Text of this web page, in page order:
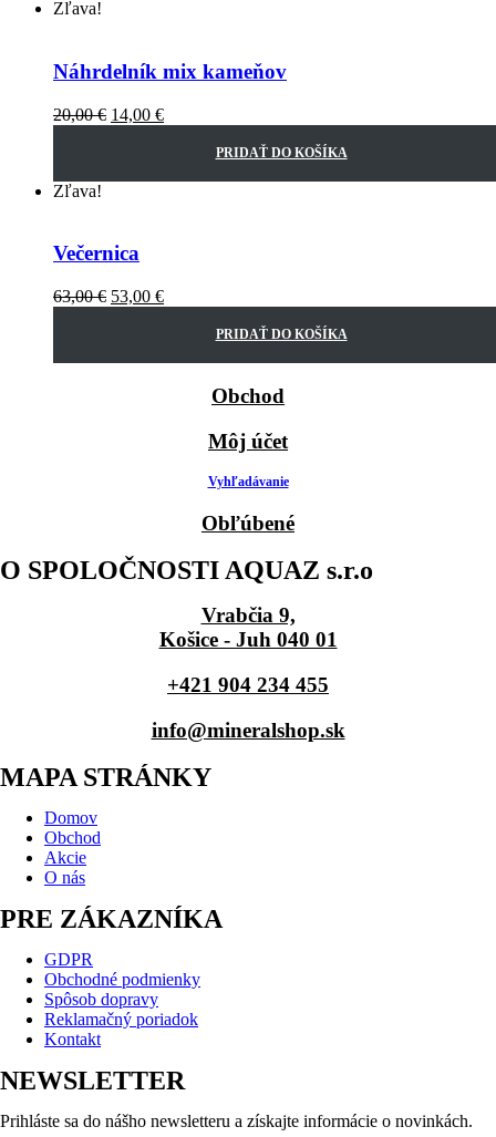
Zľava!
Náhrdelník mix kameňov
20,00€ 14,00 €
PRIDAŤ DO KOŠÍKA
Zľava!
Večernica
63,00€ 53,00 €
PRIDAŤ DO KOŠÍKA
Obchod
Môj účet
Vyhľadávanie
Obľúbené
O SPOLOČNOSTI AQUAZ s.r.o
Vrabčia 9,
Košice - Juh 040 01
+421 904 234 455
info@mineralshop.sk
MAPA STRÁNKY
Domov
Obchod
Akcie
O nás
PRE ZÁKAZNÍKA
GDPR
Obchodné podmienky
Spôsob dopravy
Reklamačný poriadok
Kontakt
NEWSLETTER
Prihláste sa do nášho newsletteru a získajte informácie o novinkách.